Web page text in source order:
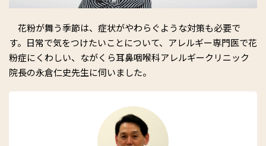
花粉が舞う季節は、症状がやわらぐような対策も必要で
す。日常で気をつけたいことについて、アレルギー専門医で花
粉症にくわしい、ながくら耳鼻咽喉科アレルギークリニック
院長の永倉仁史先生に伺いました。